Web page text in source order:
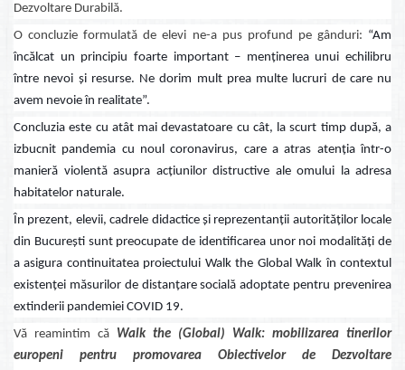
Dezvoltare Durabilă.
O concluzie formulată de elevi ne-a pus profund pe gânduri: “Am
încălcat un principiu foarte important – menținerea unui echilibru
între nevoi și resurse. Ne dorim mult prea multe lucruri de care nu
avem nevoie în realitate”.
Concluzia este cu atât mai devastatoare cu cât, la scurt timp după, a
izbucnit pandemia cu noul coronavirus, care a atras atenția într-o
manieră violentă asupra acțiunilor distructive ale omului la adresa
habitatelor naturale.
În prezent, elevii, cadrele didactice și reprezentanții autorităților locale
din București sunt preocupate de identificarea unor noi modalități de
a asigura continuitatea proiectului Walk the Global Walk în contextul
existenței măsurilor de distanțare socială adoptate pentru prevenirea
extinderii pandemiei COVID 19.
Vă reamintim că Walk the (Global) Walk: mobilizarea tinerilor
europeni pentru promovarea Obiectivelor de Dezvoltare